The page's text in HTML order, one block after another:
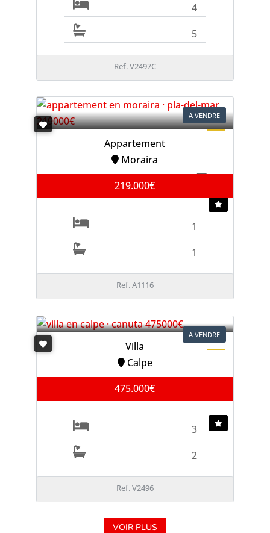
4
5
Ref. V2497C
A VENDRE
Appartement
Moraira
219.000€
1
1
Ref. A1116
A VENDRE
Villa
Calpe
475.000€
3
2
Ref. V2496
VOIR PLUS